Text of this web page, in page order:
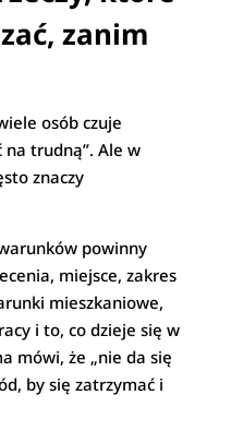
zanim
osób czuje
na trudną”. Ale w
znaczy
powinny
miejsce, zakres
mieszkaniowe,
i to, co dzieje się w
mówi, że „nie da się
by się zatrzymać i